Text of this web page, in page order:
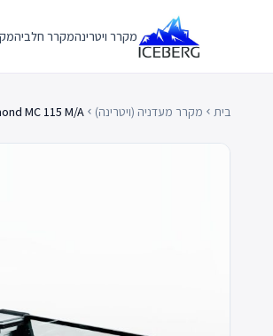
מקרר ויטרינהמקרר חלביה
בית chevron_left מקרר מעדניה (ויטרינה) chevron_left
MC 115 M/A